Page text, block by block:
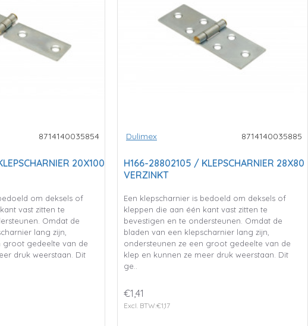
8714140035854
20X100
om deksels of
vast zitten te
Omdat de
lang zijn,
groot gedeelte van de
druk weerstaan. Dit
Dulimex 8714140035885
H166-28802105 / KLEPSCHARNIER 28X80
VERZINKT
Een klepscharnier is bedoeld om deksels of
kleppen die aan één kant vast zitten te
bevestigen en te ondersteunen. Omdat de
bladen van een klepscharnier lang zijn,
ondersteunen ze een groot gedeelte van de
klep en kunnen ze meer druk weerstaan. Dit
ge..
€1,41
Excl. BTW:€1,17